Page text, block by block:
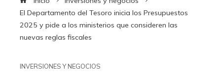
El Departamento del Tesoro inicia los Presupuestos
2025 y pide a los ministerios que consideren las
nuevas reglas fiscales
INVERSIONES Y NEGOCIOS